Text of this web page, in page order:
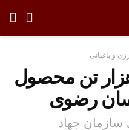
و باغبانی
سالیانه ۷۰۰ هزار تن محصول
رضوی
سازمان جهاد